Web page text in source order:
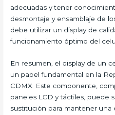
adecuadas y tener
desmontaje y ensamblaje de
debe utilizar un display de
funcionamiento óptimo del
En resumen, el display de un
un papel fundamental en la
CDMX. Este componente,
paneles LCD y táctiles, puede
sustitución para mantener una